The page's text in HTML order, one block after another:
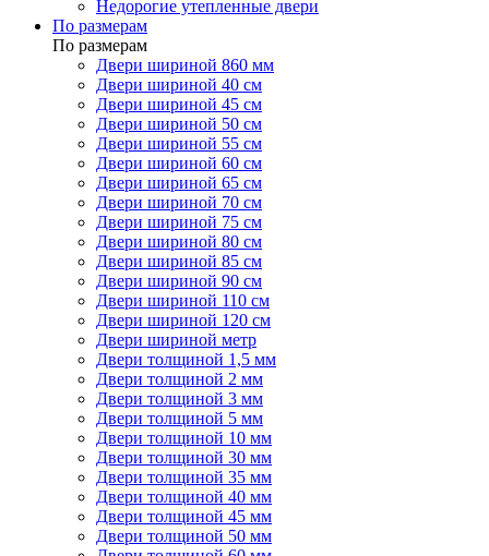
Недорогие утепленные двери
По размерам
По размерам
Двери шириной 860 мм
Двери шириной 40 см
Двери шириной 45 см
Двери шириной 50 см
Двери шириной 55 см
Двери шириной 60 см
Двери шириной 65 см
Двери шириной 70 см
Двери шириной 75 см
Двери шириной 80 см
Двери шириной 85 см
Двери шириной 90 см
Двери шириной 110 см
Двери шириной 120 см
Двери шириной метр
Двери толщиной 1,5 мм
Двери толщиной 2 мм
Двери толщиной 3 мм
Двери толщиной 5 мм
Двери толщиной 10 мм
Двери толщиной 30 мм
Двери толщиной 35 мм
Двери толщиной 40 мм
Двери толщиной 45 мм
Двери толщиной 50 мм